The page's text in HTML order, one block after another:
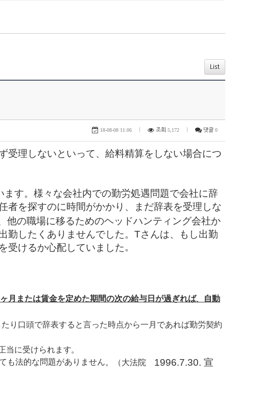
List
18-08-08 11:06 조회 5,172 댓글 0
受理しないといって、給料精算をしない場合につ
す。様々な会社内での勤労処遇問題で会社に辞
者を探すのに時間がかかり、まだ辞表を受理しな
他の職場に移るためのヘッドハンティング会社か
勤したくありませんでした。Tさんは、もし出勤
受けるか心配していました。
月または賃金を定めた期間の次の給与日が過ぎれば、自動
り口頭で辞表すると言った時点から一月であれば勤労契約
当に受けられます。
も法的な問題がありません 。（大法院 1996.7.30. 宣